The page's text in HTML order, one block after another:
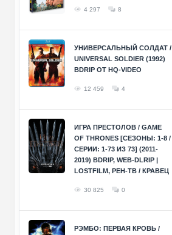
4 297 8
УНИВЕРСАЛЬНЫЙ СОЛДАТ /
UNIVERSAL SOLDIER (1992)
BDRIP ОТ HQ-VIDEO
12 459 4
ИГРА ПРЕСТОЛОВ / GAME
OF THRONES [СЕЗОНЫ: 1-8 /
СЕРИИ: 1-73 ИЗ 73] (2011-
2019) BDRIP, WEB-DLRIP |
LOSTFILM, РЕН-ТВ / КРАВЕЦ
30 825 0
РЭМБО: ПЕРВАЯ КРОВЬ /